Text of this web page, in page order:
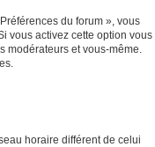
du forum », vous
vous activez cette option vous
modérateurs et vous-même.
horaire différent de celui